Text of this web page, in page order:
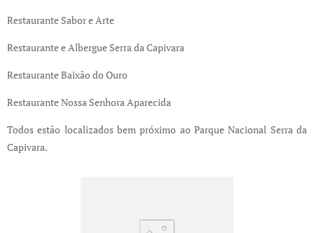
Restaurante Sabor e Arte
Restaurante e Albergue Serra da Capivara
Restaurante Baixão do Ouro
Restaurante Nossa Senhora Aparecida
Todos estão localizados bem próximo ao Parque Nacional Serra da
Capivara.